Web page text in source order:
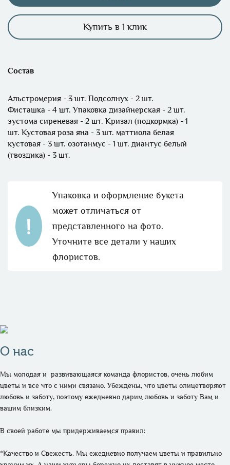
Купить в 1 клик
Состав
Альстромерия - 3 шт. Подсолнух - 2 шт.
Фисташка - 4 шт. Упаковка дизайнерская - 2 шт.
эустома сиреневая - 2 шт. Кризал (подкормка) - 1
шт. Кустовая роза яна - 3 шт. маттиола белая
кустовая - 3 шт. озотанмус - 1 шт. диантус белый
(гвоздика) - 3 шт.
Упаковка и оформление букета
может отличаться от
представленного на фото.
Уточните все детали у наших
флористов.
О нас
Мы молодая и  развивающаяся команда флористов, очень любим
цветы и все что с ними связано. Убеждены, что цветы олицетворяют
любовь и заботу, поэтому ежедневно дарим любовь и заботу Вам и
вашим близким.
В своей работе мы придерживаемся правил:
*Качество и Свежесть. Мы ежедневно получаем цветы и правильно